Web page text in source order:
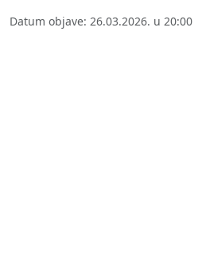
Datum objave: 26.03.2026. u 20:00